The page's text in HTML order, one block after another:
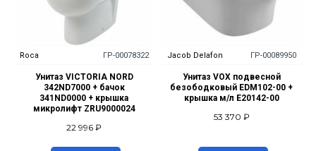
Roca ГР-00078322
Унитаз VICTORIA NORD
342ND7000 + бачок
341ND0000 + крышка
микролифт ZRU9000024
22 996 ₽
Jacob Delafon ГР-00089950
Унитаз VOX подвесной
безободковый EDM102-00 +
крышка м/л E20142-00
53 370 ₽